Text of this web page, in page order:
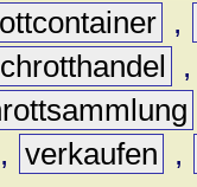
,
, verkaufen
,